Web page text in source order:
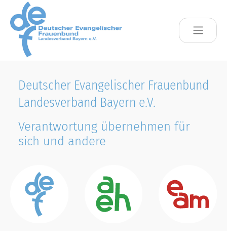
Skip to main content
Deutscher Evangelischer Frauenbund
Landesverband Bayern e.V.
Verantwortung übernehmen für
sich und andere